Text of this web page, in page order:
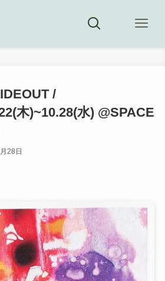
/
木)~10.28(水) @SPACE
28日